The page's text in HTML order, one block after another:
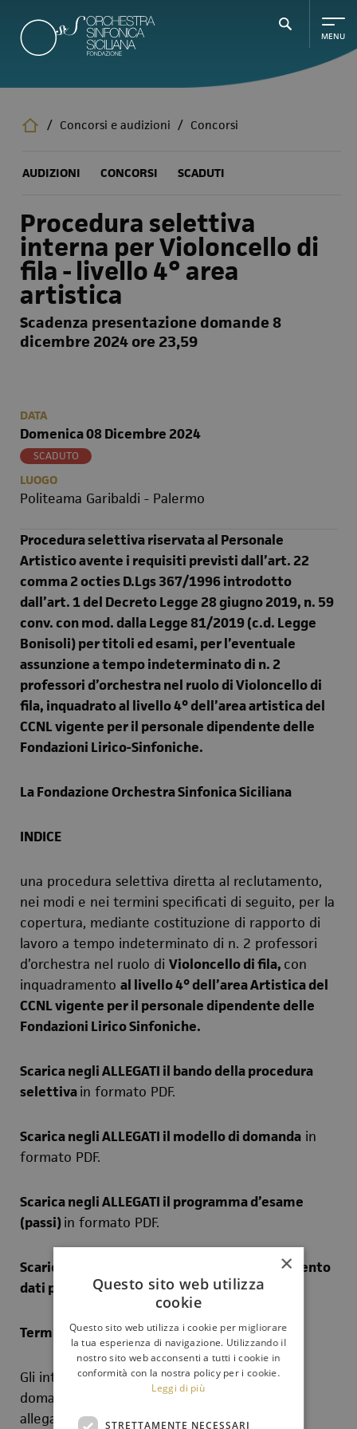
contenuto
principale
/ Concorsi e audizioni / Concorsi
AUDIZIONI CONCORSI SCADUTI
Procedura selettiva
interna per Violoncello di
fila - livello 4° area
artistica
Scadenza presentazione domande 8
dicembre 2024 ore 23,59
DATA
Domenica 08 Dicembre 2024
SCADUTO
LUOGO
Politeama Garibaldi - Palermo
Procedura selettiva riservata al Personale
Artistico avente i requisiti previsti dall’art. 22
comma 2 octies D.Lgs 367/1996 introdotto
dall’art. 1 del Decreto Legge 28 giugno 2019, n. 59
conv. con mod. dalla Legge 81/2019 (c.d. Legge
Bonisoli) per titoli ed esami, per l’eventuale
assunzione a tempo indeterminato di n. 2
professori d’orchestra nel ruolo di Violoncello di
fila, inquadrato al livello 4° dell’area artistica del
CCNL vigente per il personale dipendente delle
Fondazioni Lirico-Sinfoniche.
La Fondazione Orchestra Sinfonica Siciliana
INDICE
una procedura selettiva diretta al reclutamento,
nei modi e nei termini specificati di seguito, per la
copertura, mediante costituzione di rapporto di
lavoro a tempo indeterminato di n. 2 professori
d’orchestra nel ruolo di Violoncello di fila, con
inquadramento al livello 4° dell’area Artistica del
CCNL vigente per il personale dipendente delle
Fondazioni Lirico Sinfoniche.
Scarica negli ALLEGATI il bando della procedura
selettivain formato PDF.
Scarica negli ALLEGATI il modello di domanda in
formato PDF.
Scarica negli ALLEGATI il programma d’esame
(passi)in formato PDF.
Scarica negli ALLEGATI l’informativa trattamento
dati personaliin formato PDF.
Termine di presentazione della domanda
Gli interessati dovranno presentare la propria
domanda di adesione, compilando il modello
allegato al presente bando, e inoltrando
×
Questo sito web utilizza
cookie
Questo sito web utilizza i cookie per migliorare
la tua esperienza di navigazione. Utilizzando il
nostro sito web acconsenti a tutti i cookie in
conformità con la nostra policy per i cookie.
Leggi di più
STRETTAMENTE NECESSARI